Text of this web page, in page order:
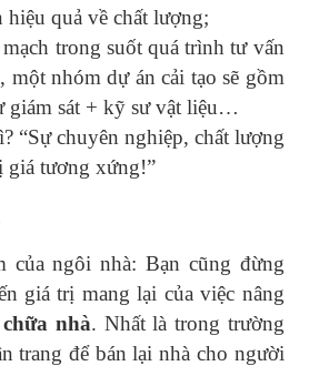
hiệu quả về chất lượng;
trong suốt quá trình tư vấn
, một nhóm dự án cải tạo sẽ gồm
giám sát + kỹ sư vật liệu…
“Sự chuyên nghiệp, chất lượng
giá tương xứng!”
của ngôi nhà: Bạn cũng đừng
giá trị mang lại của việc nâng
nhà. Nhất là trong trường
trang để bán lại nhà cho người